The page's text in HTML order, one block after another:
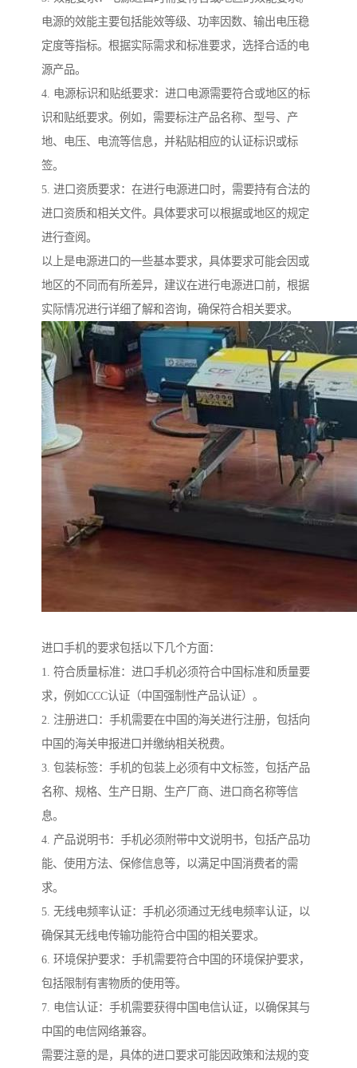
电源的效能主要包括能效等级、功率因数、输出电压稳
定度等指标。根据实际需求和标准要求，选择合适的电
源产品。
4. 电源标识和贴纸要求：进口电源需要符合或地区的标
识和贴纸要求。例如，需要标注产品名称、型号、产
地、电压、电流等信息，并粘贴相应的认证标识或标
签。
5. 进口资质要求：在进行电源进口时，需要持有合法的
进口资质和相关文件。具体要求可以根据或地区的规定
进行查阅。
以上是电源进口的一些基本要求，具体要求可能会因或
地区的不同而有所差异，建议在进行电源进口前，根据
实际情况进行详细了解和咨询，确保符合相关要求。
进口手机的要求包括以下几个方面：
1. 符合质量标准：进口手机必须符合中国标准和质量要
求，例如CCC认证（中国强制性产品认证）。
2. 注册进口：手机需要在中国的海关进行注册，包括向
中国的海关申报进口并缴纳相关税费。
3. 包装标签：手机的包装上必须有中文标签，包括产品
名称、规格、生产日期、生产厂商、进口商名称等信
息。
4. 产品说明书：手机必须附带中文说明书，包括产品功
能、使用方法、保修信息等，以满足中国消费者的需
求。
5. 无线电频率认证：手机必须通过无线电频率认证，以
确保其无线电传输功能符合中国的相关要求。
6. 环境保护要求：手机需要符合中国的环境保护要求，
包括限制有害物质的使用等。
7. 电信认证：手机需要获得中国电信认证，以确保其与
中国的电信网络兼容。
需要注意的是，具体的进口要求可能因政策和法规的变